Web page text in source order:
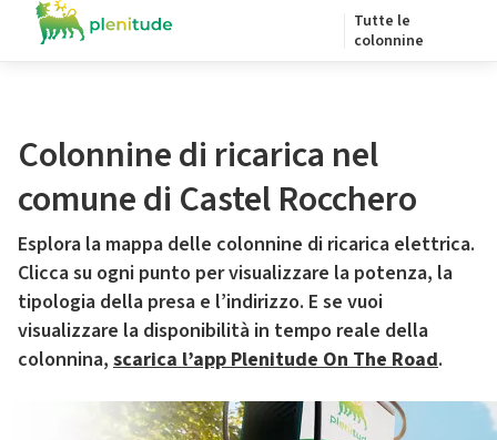
Tutte le
colonnine
Colonnine di ricarica nel
comune di Castel Rocchero
Esplora la mappa delle colonnine di ricarica elettrica.
Clicca su ogni punto per visualizzare la potenza, la
tipologia della presa e l’indirizzo. E se vuoi
visualizzare la disponibilità in tempo reale della
colonnina, scarica l’app Plenitude On The Road.